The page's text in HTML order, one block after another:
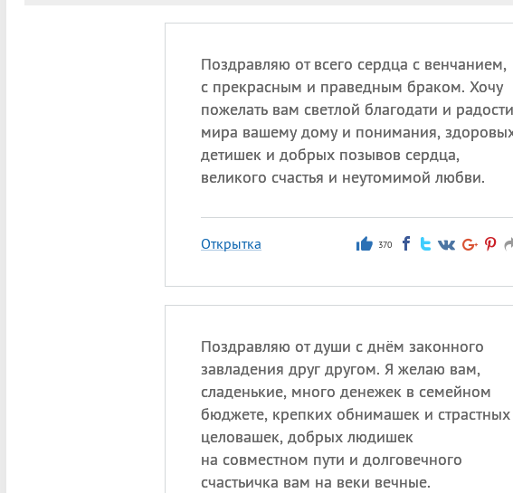
Поздравляю от всего сердца с венчанием,
с прекрасным и праведным браком. Хочу
пожелать вам светлой благодати и
мира вашему дому и понимания,
детишек и добрых позывов сердца,
великого счастья и неутомимой любви.
Открытка 370
Поздравляю от души с днём законного
завладения друг другом. Я желаю вам,
сладенькие, много денежек в семейном
бюджете, крепких обнимашек и страстных
целовашек, добрых людишек
на совместном пути и долговечного
счастьичка вам на веки вечные.